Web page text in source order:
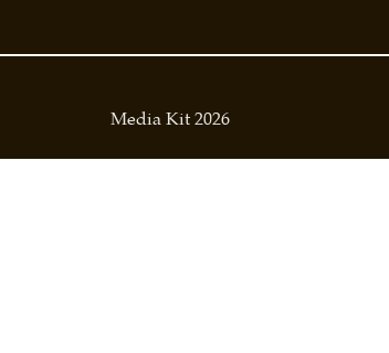
Media Kit 2026